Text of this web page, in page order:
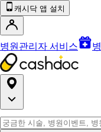
캐시닥 앱 설치
병원관리자 서비스